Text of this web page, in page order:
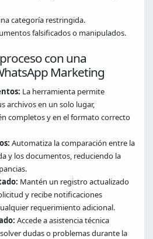
categoría restringida.
falsificados o manipulados.
con una
Marketing
La herramienta permite
archivos en un solo lugar,
completos y en el formato correcto
Automatiza la comparación entre la
y los documentos, reduciendo la
Mantén un registro actualizado
y recibe notificaciones
requerimiento adicional.
Accede a asistencia técnica
dudas o problemas durante la